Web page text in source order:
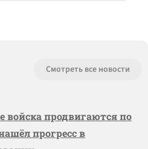
Смотреть все новости
войска продвигаются по
прогресс в